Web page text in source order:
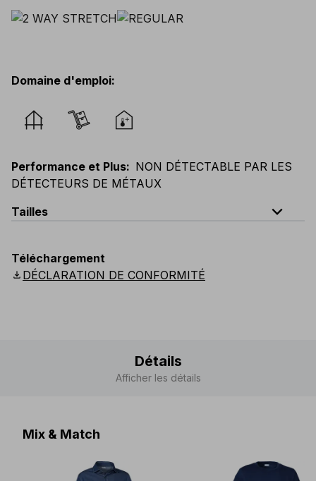
Domaine d'emploi:
Performance et Plus: NON DÉTECTABLE PAR LES
DÉTECTEURS DE MÉTAUX
Tailles
expand_less
Scandinavian: C44
Téléchargement
download DÉCLARATION DE CONFORMITÉ
Détails
Afficher les détails
Mix & Match